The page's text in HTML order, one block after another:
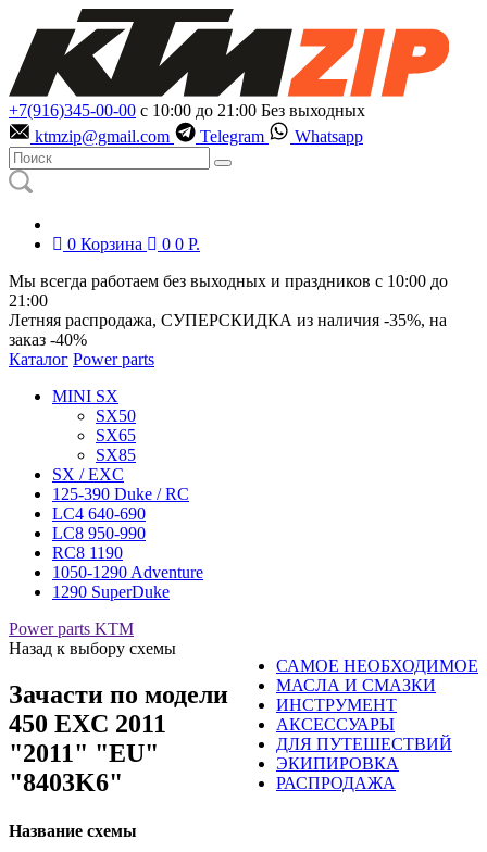
+7(916)345-00-00 с 10:00 до 21:00 Без выходных
ktmzip@gmail.com
Telegram Whatsapp
0 Корзина 0 0 Р.
Мы всегда работаем без выходных и праздников с 10:00 до
21:00
Летняя распродажа, СУПЕРСКИДКА из наличия -35%, на
заказ -40%
Каталог Power parts
MINI SX
SX50
SX65
SX85
SX / EXC
125-390 Duke / RC
LC4 640-690
LC8 950-990
RC8 1190
1050-1290 Adventure
1290 SuperDuke
Power parts KTM
САМОЕ НЕОБХОДИМОЕ
МАСЛА И СМАЗКИ
ИНСТРУМЕНТ
АКСЕССУАРЫ
ДЛЯ ПУТЕШЕСТВИЙ
ЭКИПИРОВКА
РАСПРОДАЖА
Назад к выбору схемы
Зачасти по модели
450 EXC 2011
"2011" "EU"
"8403K6"
Название схемы